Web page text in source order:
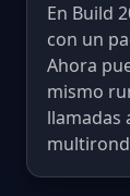
En Build
con un
Ahora
mismo
llamadas